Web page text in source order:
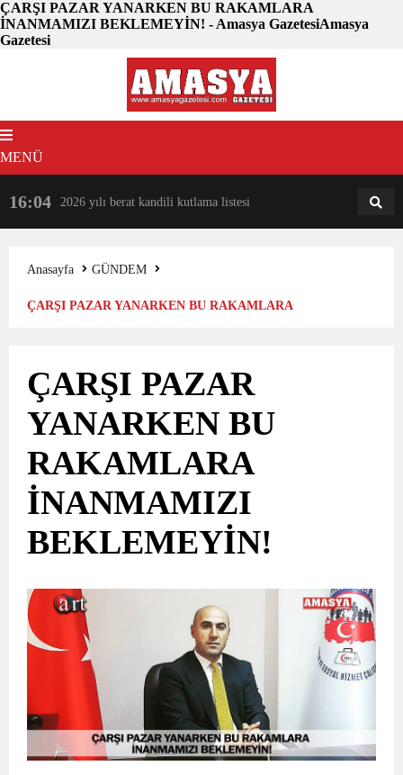
ÇARŞI PAZAR YANARKEN BU RAKAMLARA
İNANMAMIZI BEKLEMEYİN! - Amasya GazetesiAmasya
Gazetesi
MENÜ
16:04 2026 yılı berat kandili kutlama listesi 18:31
Anasayfa
GÜNDEM
ÇARŞI PAZAR YANARKEN BU RAKAMLARA
ÇARŞI PAZAR
YANARKEN BU
RAKAMLARA
İNANMAMIZI
BEKLEMEYİN!